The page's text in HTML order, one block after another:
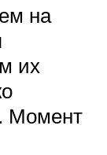
на
их
Момент